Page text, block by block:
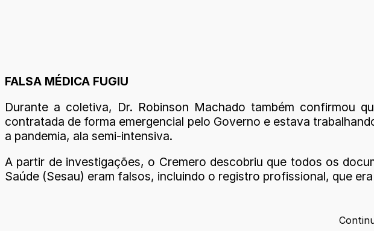
FALSA MÉDICA FUGIU
Durante a coletiva, Dr. Robinson Machado também confirmou
contratada de forma emergencial pelo Governo e estava
a pandemia, ala semi-intensiva.
A partir de investigações, o Cremero descobriu que todos os
Saúde (Sesau) eram falsos, incluindo o registro profissional, que